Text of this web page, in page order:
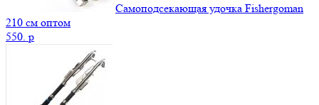
Самоподсекающая удочка Fishergoman
210 см оптом
550. p